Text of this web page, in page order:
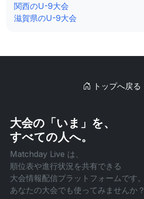
関西のU-9大会
滋賀県のU-9大会
トップへ戻る
大会の「いま」を、
すべての人へ。
Matchday Live は、
順位表や進行状況を共有できる
大会情報配信プラットフォームです。
あなたの大会でも使ってみませんか？